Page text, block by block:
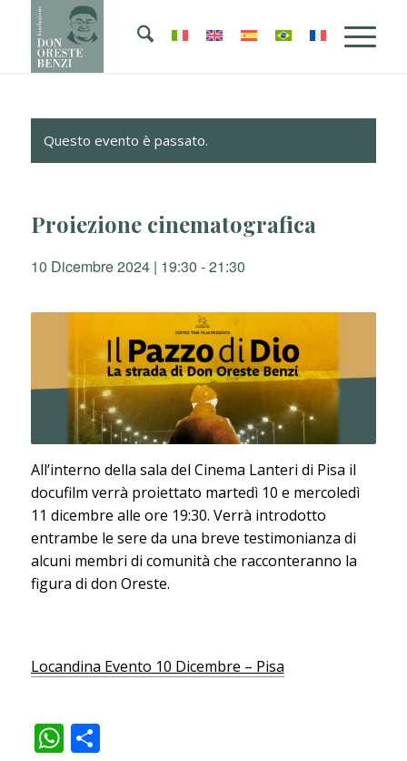
Questo evento è passato.
Proiezione cinematografica
10 Dicembre 2024 | 19:30 -21:30
All’interno della sala del Cinema Lanteri di Pisa il
docufilm verrà proiettato martedì 10 e mercoledì
11 dicembre alle ore 19:30. Verrà introdotto
entrambe le sere da una breve testimonianza di
alcuni membri di comunità che racconteranno la
figura di don Oreste.
Locandina Evento 10 Dicembre – Pisa
WhatsApp
Condividi